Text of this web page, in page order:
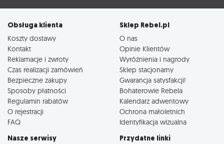
Obsługa klienta
Koszty dostawy
Kontakt
Reklamacje i zwroty
Czas realizacji zamówień
Bezpieczne zakupy
Sposoby płatności
Regulamin rabatów
O rejestracji
FAQ
Sklep Rebel.pl
O nas
Opinie Klientów
Wyróżnienia i nagrody
Sklep stacjonarny
Gwarancja satysfakcji!
Bohaterowie Rebela
Kalendarz adwentowy
Ochrona małoletnich
Identyfikacja wizualna
Nasze serwisy Przydatne linki